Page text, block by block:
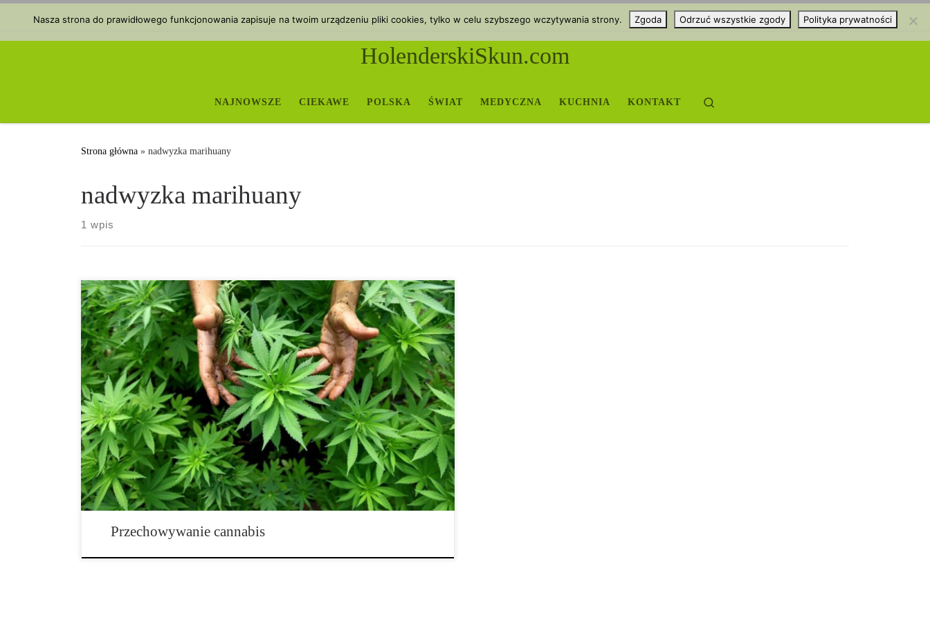
Przejdź do treści
HolenderskiSkun.com
NAJNOWSZE CIEKAWE POLSKA ŚWIAT MEDYCZNA KUCHNIA KONTAKT
Strona główna » nadwyzka marihuany
nadwyzka marihuany
1 wpis
Jeśli zależy ci na wysokiej jakości marihuany, musisz zacząć skupiać się na właściwych
metodach przechowywania jej. Jest to naprawdę niezbędne. Wyobraź sobie, że znalazłeś
konkretną odmianę, która ci się podoba. Działa na ciebie rewelacyjnie i szybko trafia na
listę twoich ulubieńców – tak bardzo, że postanowiłeś kupić więcej niż normalnie, tak
na wszelki wypadek. Prawdopodobnie postąpiłeś zbyt pochopnie! Ale cóż, […]
Przechowywanie cannabis
Nasza strona do prawidłowego funkcjonowania zapisuje na twoim urządzeniu pliki cookies, tylko w celu szybszego wczytywania strony. Zgoda Odrzuć wszystkie zgody Polityka prywatności